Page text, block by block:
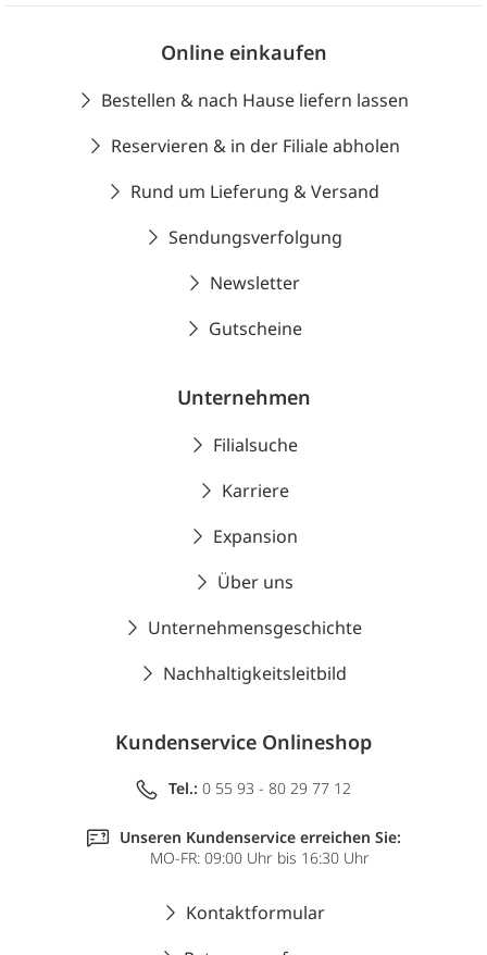
Online einkaufen
Bestellen & nach Hause liefern lassen
Reservieren & in der Filiale abholen
Rund um Lieferung & Versand
Sendungsverfolgung
Newsletter
Gutscheine
Unternehmen
Filialsuche
Karriere
Expansion
Über uns
Unternehmensgeschichte
Nachhaltigkeitsleitbild
Kundenservice Onlineshop
Tel.: 0 55 93 - 80 29 77 12
Unseren Kundenservice erreichen Sie:
MO-FR: 09:00 Uhr bis 16:30 Uhr
Kontaktformular